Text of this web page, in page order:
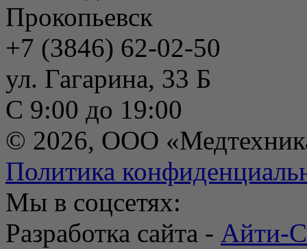
Прокопьевск
+7 (3846) 62-02-50
ул. Гагарина, 33 Б
С 9:00 до 19:00
© 2026, ООО
Политика
Мы в соцсетях:
Разработка сайта - Айти-